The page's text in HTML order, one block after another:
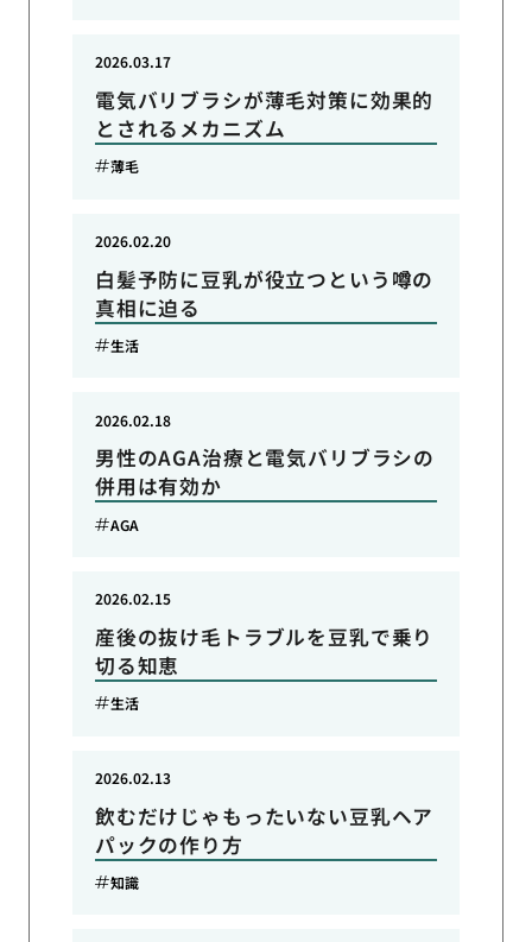
電気バリブラシが薄毛対策に効果的
とされるメカニズム
2026.03.17
薄毛
白髪予防に豆乳が役立つという噂の
真相に迫る
2026.02.20
生活
男性のAGA治療と電気バリブラシの
併用は有効か
2026.02.18
AGA
産後の抜け毛トラブルを豆乳で乗り
切る知恵
2026.02.15
生活
飲むだけじゃもったいない豆乳ヘア
パックの作り方
2026.02.13
知識